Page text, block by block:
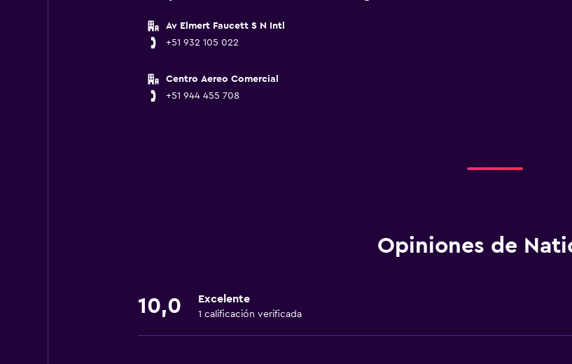
Av Elmert Faucett S N Intl
+51 932 105 022
Centro Aereo Comercial
+51 944 455 708
Opiniones de
10,0 Excelente
1 calificación verificada